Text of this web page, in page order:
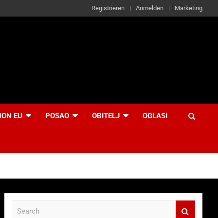
Registrieren Anmelden Marketing
EU POSAO OBITELJ OGLASI